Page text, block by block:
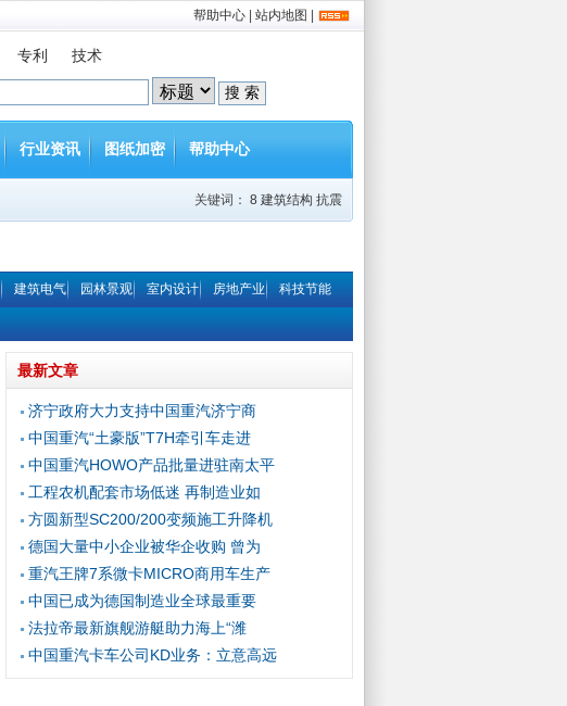
帮助中心 站内地图
专利 技术
行业资讯 图纸加密 帮助中心
关键词： 8 建筑结构 抗震
建筑电气 园林景观 室内设计 房地产业 科技节能
最新文章
济宁政府大力支持中国重汽济宁商
中国重汽“土豪版”T7H牵引车走进
中国重汽HOWO产品批量进驻南太平
工程农机配套市场低迷 再制造业如
方圆新型SC200/200变频施工升降机
德国大量中小企业被华企收购 曾为
重汽王牌7系微卡MICRO商用车生产
中国已成为德国制造业全球最重要
法拉帝最新旗舰游艇助力海上“潍
中国重汽卡车公司KD业务：立意高远